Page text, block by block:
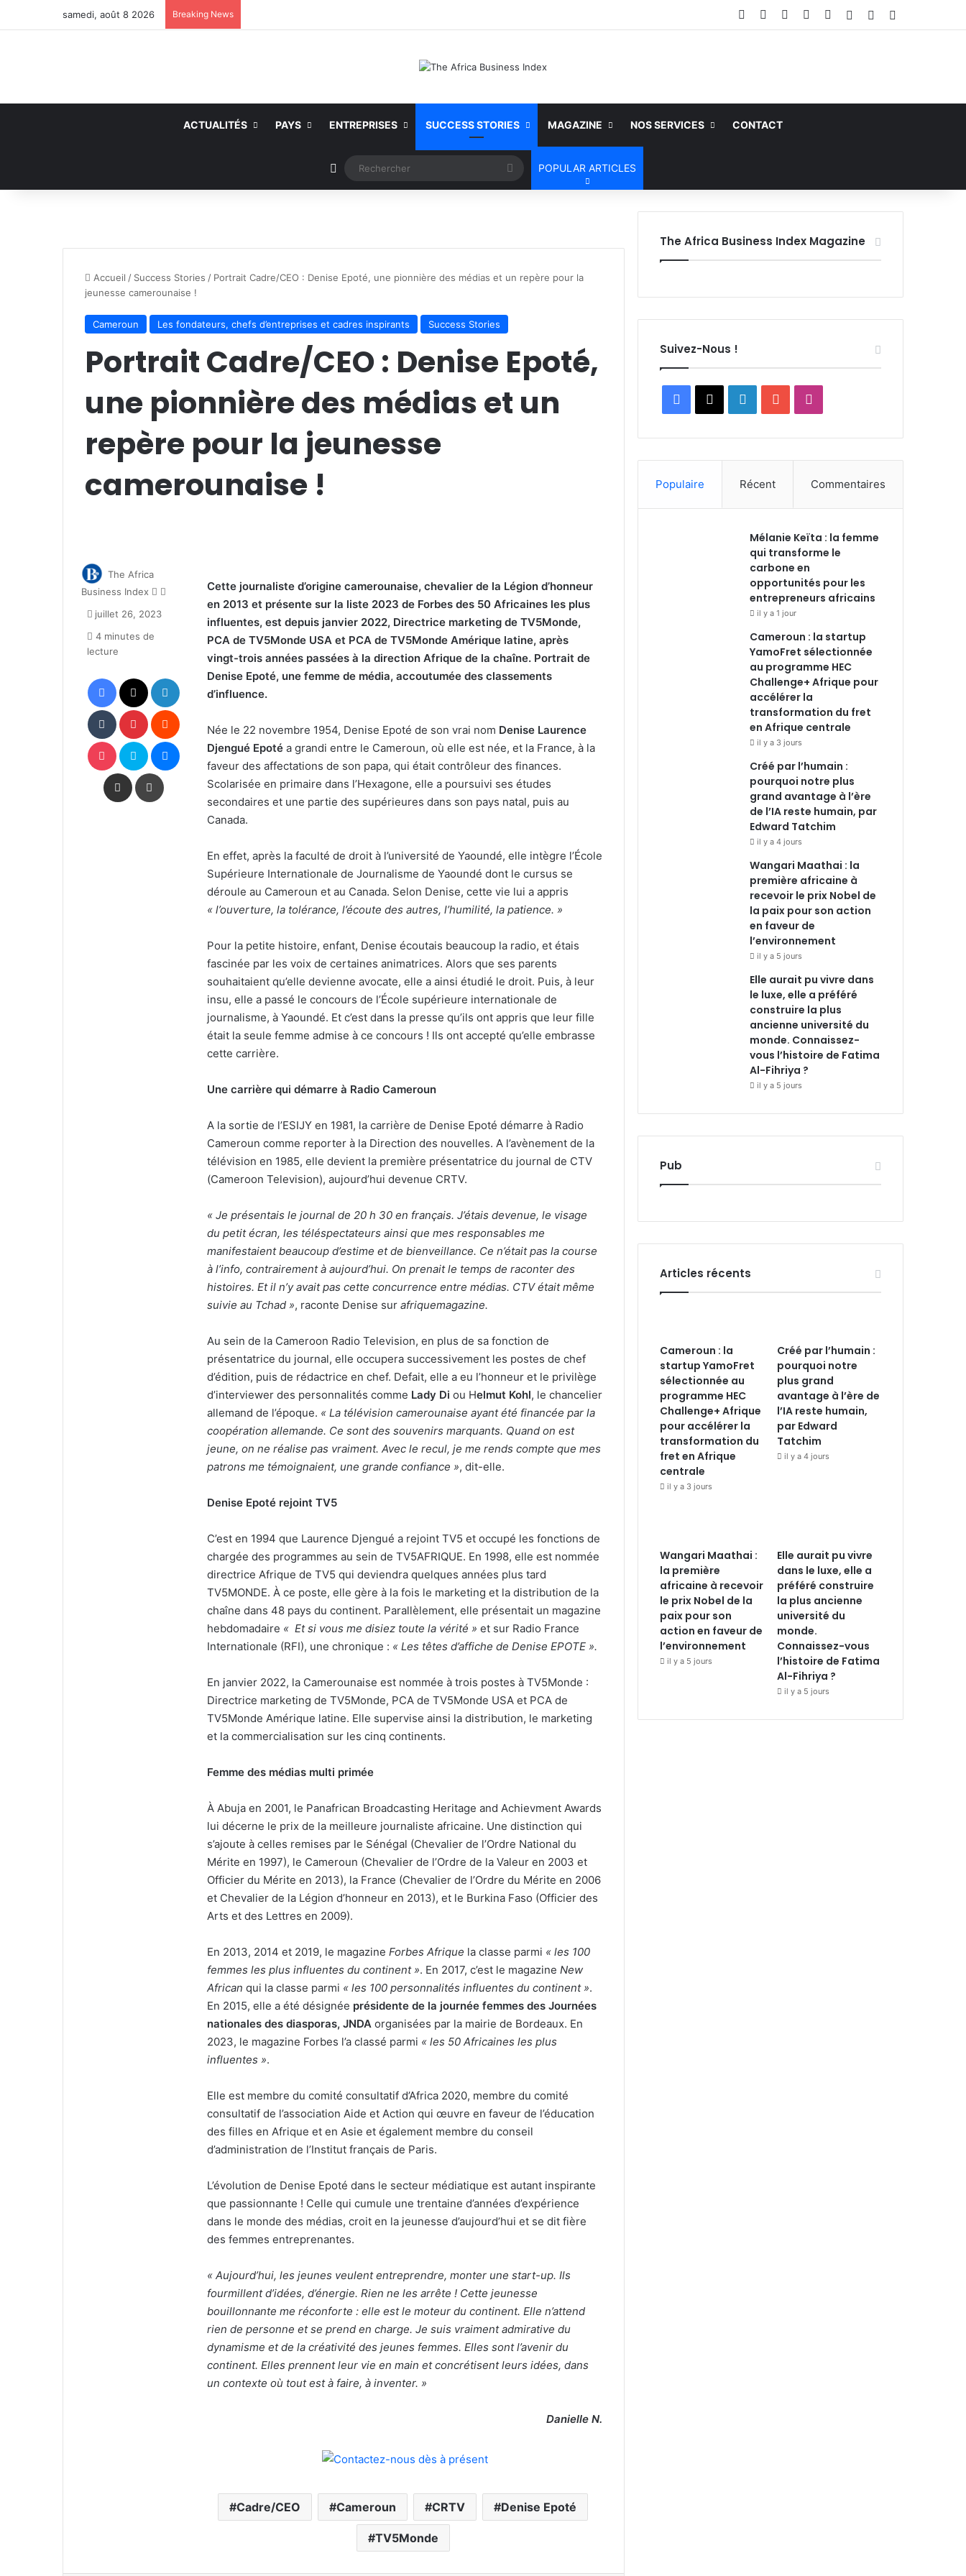
samedi, août 8 2026 Breaking News Facebook LinkedinYouTubeInstagramArticle Aléatoire
Sidebar (barre
ACTUALITÉS PAYS ENTREPRISES SUCCESS STORIES MAGAZINE NOS SERVICES CONTACT
Article Aléatoire Rechercher
POPULAR ARTICLES
Accueil / Success Stories / Portrait Cadre/CEO : Denise Epoté, une pionnière des médias et un repère pour la
jeunesse camerounaise !
Cameroun Les fondateurs, chefs d’entreprises et cadres inspirants Success Stories
Portrait Cadre/CEO : Denise Epoté,
une pionnière des médias et un
repère pour la jeunesse
camerounaise !
Cette journaliste d’origine camerounaise, chevalier de la Légion d’honneur
en 2013 et présente sur la liste 2023 de Forbes des 50 Africaines les plus
influentes, est depuis janvier 2022, Directrice marketing de TV5Monde,
PCA de TV5Monde USA et PCA de TV5Monde Amérique latine, après
vingt-trois années passées à la direction Afrique de la chaîne. Portrait de
Denise Epoté, une femme de média, accoutumée des classements
d’influence.
Née le 22 novembre 1954, Denise Epoté de son vrai nom Denise Laurence
Djengué Epoté a grandi entre le Cameroun, où elle est née, et la France, à la
faveur des affectations de son papa, qui était contrôleur des finances.
Scolarisée en primaire dans l’Hexagone, elle a poursuivi ses études
secondaires et une partie des supérieures dans son pays natal, puis au
Canada.
En effet, après la faculté de droit à l’université de Yaoundé, elle intègre l’École
Supérieure Internationale de Journalisme de Yaoundé dont le cursus se
déroule au Cameroun et au Canada. Selon Denise, cette vie lui a appris
« l’ouverture, la tolérance, l’écoute des autres, l’humilité, la patience. »
Pour la petite histoire, enfant, Denise écoutais beaucoup la radio, et étais
fascinée par les voix de certaines animatrices. Alors que ses parents
souhaitaient qu’elle devienne avocate, elle a ainsi étudié le droit. Puis, à leur
insu, elle a passé le concours de l’École supérieure internationale de
journalisme, à Yaoundé. Et c’est dans la presse qu’ils ont appris que leur fille
était la seule femme admise à ce concours ! Ils ont accepté qu’elle embrasse
cette carrière.
Une carrière qui démarre à Radio Cameroun
A la sortie de l’ESIJY en 1981, la carrière de Denise Epoté démarre à Radio
Cameroun comme reporter à la Direction des nouvelles. A l’avènement de la
télévision en 1985, elle devient la première présentatrice du journal de CTV
(Cameroon Television), aujourd’hui devenue CRTV.
« Je présentais le journal de 20 h 30 en français. J’étais devenue, le visage
du petit écran, les téléspectateurs ainsi que mes responsables me
manifestaient beaucoup d’estime et de bienveillance. Ce n’était pas la course
à l’info, contrairement à aujourd’hui. On prenait le temps de raconter des
histoires. Et il n’y avait pas cette concurrence entre médias. CTV était même
suivie au Tchad », raconte Denise sur afriquemagazine.
Au sein de la Cameroon Radio Television, en plus de sa fonction de
présentatrice du journal, elle occupera successivement les postes de chef
d’édition, puis de rédactrice en chef. Defait, elle a eu l’honneur et le privilège
d’interviewer des personnalités comme Lady Di ou Helmut Kohl, le chancelier
allemand de l’époque. « La télévision camerounaise ayant été financée par la
coopération allemande. Ce sont des souvenirs marquants. Quand on est
jeune, on ne réalise pas vraiment. Avec le recul, je me rends compte que mes
patrons me témoignaient, une grande confiance », dit-elle.
Denise Epoté rejoint TV5
C’est en 1994 que Laurence Djengué a rejoint TV5 et occupé les fonctions de
chargée des programmes au sein de TV5AFRIQUE. En 1998, elle est nommée
directrice Afrique de TV5 qui deviendra quelques années plus tard
TV5MONDE. À ce poste, elle gère à la fois le marketing et la distribution de la
chaîne dans 48 pays du continent. Parallèlement, elle présentait un magazine
hebdomadaire « Et si vous me disiez toute la vérité » et sur Radio France
Internationale (RFI), une chronique : « Les têtes d’affiche de Denise EPOTE ».
En janvier 2022, la Camerounaise est nommée à trois postes à TV5Monde :
Directrice marketing de TV5Monde, PCA de TV5Monde USA et PCA de
TV5Monde Amérique latine. Elle supervise ainsi la distribution, le marketing
et la commercialisation sur les cinq continents.
Femme des médias multi primée
À Abuja en 2001, le Panafrican Broadcasting Heritage and Achievment Awards
lui décerne le prix de la meilleure journaliste africaine. Une distinction qui
s’ajoute à celles remises par le Sénégal (Chevalier de l’Ordre National du
Mérite en 1997), le Cameroun (Chevalier de l’Ordre de la Valeur en 2003 et
Officier du Mérite en 2013), la France (Chevalier de l’Ordre du Mérite en 2006
et Chevalier de la Légion d’honneur en 2013), et le Burkina Faso (Officier des
Arts et des Lettres en 2009).
En 2013, 2014 et 2019, le magazine Forbes Afrique la classe parmi « les 100
femmes les plus influentes du continent ». En 2017, c’est le magazine New
African qui la classe parmi « les 100 personnalités influentes du continent ».
En 2015, elle a été désignée présidente de la journée femmes des Journées
nationales des diasporas, JNDA organisées par la mairie de Bordeaux. En
2023, le magazine Forbes l’a classé parmi « les 50 Africaines les plus
influentes ».
Elle est membre du comité consultatif d’Africa 2020, membre du comité
consultatif de l’association Aide et Action qui œuvre en faveur de l’éducation
des filles en Afrique et en Asie et également membre du conseil
d’administration de l’Institut français de Paris.
L’évolution de Denise Epoté dans le secteur médiatique est autant inspirante
que passionnante ! Celle qui cumule une trentaine d’années d’expérience
dans le monde des médias, croit en la jeunesse d’aujourd’hui et se dit fière
des femmes entreprenantes.
« Aujourd’hui, les jeunes veulent entreprendre, monter une start-up. Ils
fourmillent d’idées, d’énergie. Rien ne les arrête ! Cette jeunesse
bouillonnante me réconforte : elle est le moteur du continent. Elle n’attend
rien de personne et se prend en charge. Je suis vraiment admirative du
dynamisme et de la créativité des jeunes femmes. Elles sont l’avenir du
continent. Elles prennent leur vie en main et concrétisent leurs idées, dans
un contexte où tout est à faire, à inventer. »
Danielle N.
Cadre/CEO Cameroun CRTV Denise Epoté
TV5Monde
The Africa
Business Index
Follow
X
juillet 26, 2023
4 minutes de
lecture
Facebook Linkedin
Tumblr Pinterest
Pocket Skype Messenger
Partager par email Imprimer
The Africa Business Index Magazine
Suivez-Nous !
Facebook
X LinkedinYouTube
Populaire Récent Commentaires
Mélanie Keïta : la femme
qui transforme le
carbone en
opportunités pour les
entrepreneurs africains
il y a 1 jour
Cameroun : la startup
YamoFret sélectionnée
au programme HEC
Challenge+ Afrique pour
accélérer la
transformation du fret
en Afrique centrale
il y a 3 jours
Créé par l’humain :
pourquoi notre plus
grand avantage à l’ère
de l’IA reste humain, par
Edward Tatchim
il y a 4 jours
Wangari Maathai : la
première africaine à
recevoir le prix Nobel de
la paix pour son action
en faveur de
l’environnement
il y a 5 jours
Elle aurait pu vivre dans
le luxe, elle a préféré
construire la plus
ancienne université du
monde. Connaissez-
vous l’histoire de Fatima
Al-Fihriya ?
il y a 5 jours
Pub
Articles récents
Cameroun : la
startup YamoFret
sélectionnée au
programme HEC
Challenge+ Afrique
pour accélérer la
transformation du
fret en Afrique
centrale
il y a 3 jours
Créé par l’humain :
pourquoi notre
plus grand
avantage à l’ère de
l’IA reste humain,
par Edward
Tatchim
il y a 4 jours
Wangari Maathai :
la première
africaine à recevoir
le prix Nobel de la
paix pour son
action en faveur de
l’environnement
il y a 5 jours
Elle aurait pu vivre
dans le luxe, elle a
préféré construire
la plus ancienne
université du
monde.
Connaissez-vous
l’histoire de Fatima
Al-Fihriya ?
il y a 5 jours